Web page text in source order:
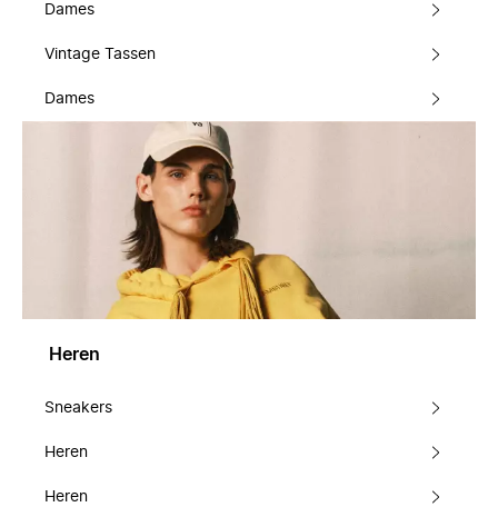
Dames
Vintage Tassen
Dames
Heren
Sneakers
Heren
Heren